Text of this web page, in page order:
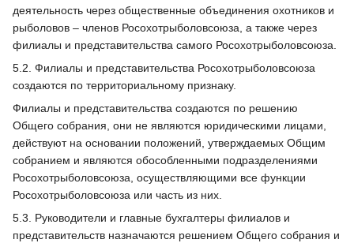
деятельность через общественные объединения охотников и
рыболовов – членов Росохотрыболовсоюза, а также через
филиалы и представительства самого Росохотрыболовсоюза.
5.2. Филиалы и представительства Росохотрыболовсоюза
создаются по территориальному признаку.
Филиалы и представительства создаются по решению
Общего собрания, они не являются юридическими лицами,
действуют на основании положений, утверждаемых Общим
собранием и являются обособленными подразделениями
Росохотрыболовсоюза, осуществляющими все функции
Росохотрыболовсоюза или часть из них.
5.3. Руководители и главные бухгалтеры филиалов и
представительств назначаются решением Общего собрания и